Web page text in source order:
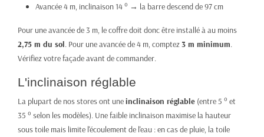
Avancée 4 m, inclinaison 14 ° → la barre descend de 97 cm
Pour une avancée de 3 m, le coffre doit donc être installé à au moins
2,75 m du sol. Pour une avancée de 4 m, comptez3 m minimum.
Vérifiez votre façade avant de commander.
L'inclinaison réglable
La plupart de nos stores ont uneinclinaison réglable (entre 5 ° et
35 ° selon les modèles). Une faible inclinaison maximise la hauteur
sous toile mais limite l'écoulement de l'eau : en cas de pluie, la toile